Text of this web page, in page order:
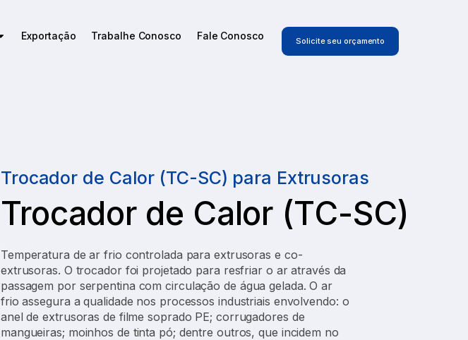
Exportação Trabalhe Conosco Fale Conosco Solicite seu orçamento
Trocador de Calor (TC-SC) para Extrusoras
Trocador de Calor (TC-SC)
Temperatura de ar frio controlada para extrusoras e co-
extrusoras. O trocador foi projetado para resfriar o ar através da
passagem por serpentina com circulação de água gelada. O ar
frio assegura a qualidade nos processos industriais envolvendo: o
anel de extrusoras de filme soprado PE; corrugadores de
mangueiras; moinhos de tinta pó; dentre outros, que incidem no